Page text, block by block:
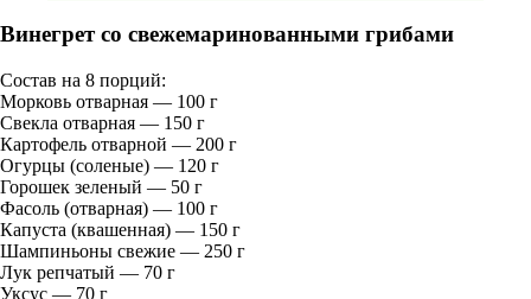
Винегрет со свежемаринованными грибами
Состав на 8 порций:
Морковь отварная — 100 г
Свекла отварная — 150 г
Картофель отварной — 200 г
Огурцы (соленые) — 120 г
Горошек зеленый — 50 г
Фасоль (отварная) — 100 г
Капуста (квашенная) — 150 г
Шампиньоны свежие — 250 г
Лук репчатый — 70 г
Уксус — 70 г